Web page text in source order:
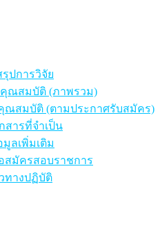
ปการวิจัย
คุณสมบัติ (ภาพรวม)
สมบัติ (ตามประกาศรับสมัคร)
สารที่จำเป็น
ลเพิ่มเติม
สมัครสอบราชการ
ทางปฏิบัติ